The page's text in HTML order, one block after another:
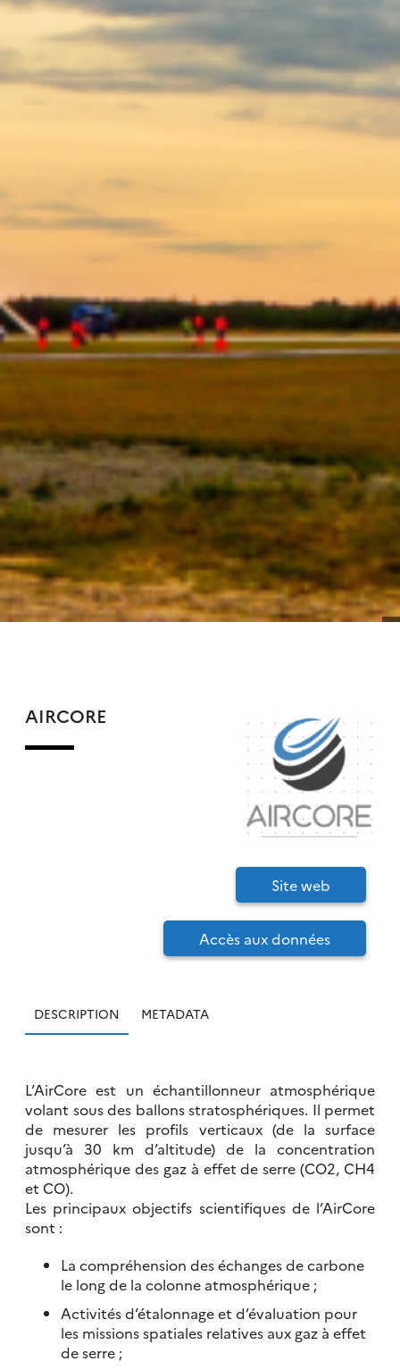
AIRCORE
Site web
Accès aux données
DESCRIPTION METADATA
L’AirCore est un échantillonneur atmosphérique
volant sous des ballons stratosphériques. Il permet
de mesurer les profils verticaux (de la surface
jusqu’à 30 km d’altitude) de la concentration
atmosphérique des gaz à effet de serre (CO2, CH4
et CO).
Les principaux objectifs scientifiques de l’AirCore
sont :
La compréhension des échanges de carbone
le long de la colonne atmosphérique ;
Activités d’étalonnage et d’évaluation pour
les missions spatiales relatives aux gaz à effet
de serre ;